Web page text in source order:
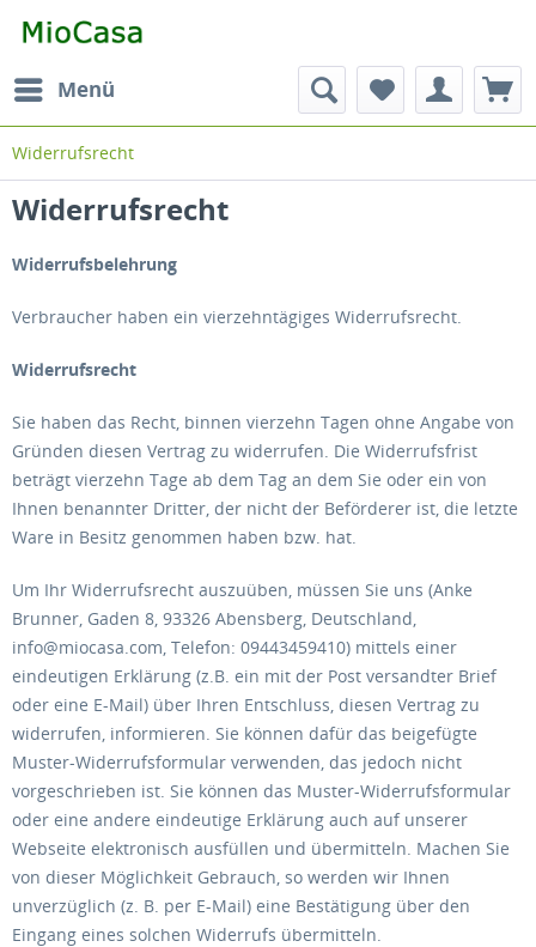
Menü
Widerrufsrecht
Widerrufsrecht
Widerrufsbelehrung
Verbraucher haben ein vierzehntägiges Widerrufsrecht.
Widerrufsrecht
Sie haben das Recht, binnen vierzehn Tagen ohne Angabe von
Gründen diesen Vertrag zu widerrufen. Die Widerrufsfrist
beträgt vierzehn Tage ab dem Tag an dem Sie oder ein von
Ihnen benannter Dritter, der nicht der Beförderer ist, die letzte
Ware in Besitz genommen haben bzw. hat.
Um Ihr Widerrufsrecht auszuüben, müssen Sie uns (Anke
Brunner, Gaden 8, 93326 Abensberg, Deutschland,
info@miocasa.com, Telefon: 09443459410) mittels einer
eindeutigen Erklärung (z.B. ein mit der Post versandter Brief
oder eine E-Mail) über Ihren Entschluss, diesen Vertrag zu
widerrufen, informieren. Sie können dafür das beigefügte
Muster-Widerrufsformular verwenden, das jedoch nicht
vorgeschrieben ist. Sie können das Muster-Widerrufsformular
oder eine andere eindeutige Erklärung auch auf unserer
Webseite elektronisch ausfüllen und übermitteln. Machen Sie
von dieser Möglichkeit Gebrauch, so werden wir Ihnen
unverzüglich (z. B. per E-Mail) eine Bestätigung über den
Eingang eines solchen Widerrufs übermitteln.